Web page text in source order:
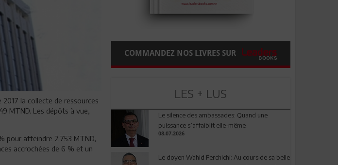
la collecte de ressources
MTND. Les dépôts à vue,
pour atteindre 2.753 MTND,
accrochées de 6 % et un
COMMANDEZ NOS LIVRES SUR
LES + LUS
Le silence des ambassades: Quand une
puissance s’affaiblit elle-même
08.07.2026
Le doyen Wahid Ferchichi: Au cours de sa belle